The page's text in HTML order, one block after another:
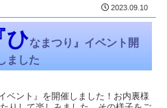
2023.09.10
ひなまつり』イベント開
ました
ベント』を開催しました！お内裏様